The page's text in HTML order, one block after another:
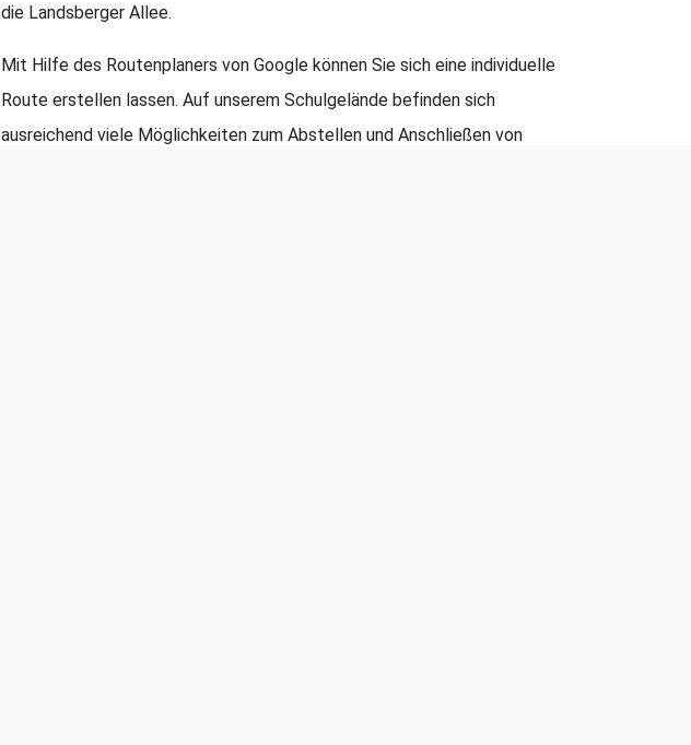
die Landsberger Allee.
Mit Hilfe des Routenplaners von Google können Sie sich eine individuelle
Route erstellen lassen. Auf unserem Schulgelände befinden sich
ausreichend viele Möglichkeiten zum Abstellen und Anschließen von